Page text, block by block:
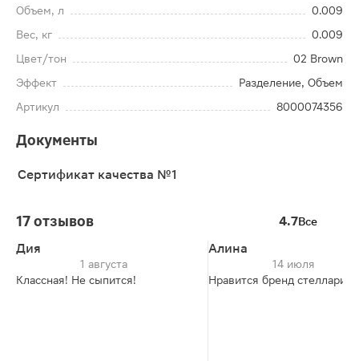
Объем, л
0.009
Вес, кг
0.009
Цвет/тон
02 Brown
Эффект
Разделение, Объем
Артикул
8000074356
Документы
Сертификат качества №1
17 отзывов 4.7Все
Дия
1 августа
Классная! Не сыпится!
Алина
14 июля
Нравится бренд стеллари